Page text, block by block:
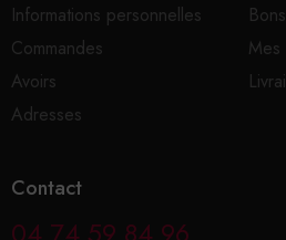
Informations personnelles
Commandes
Mes
Avoirs
Adresses
Contact